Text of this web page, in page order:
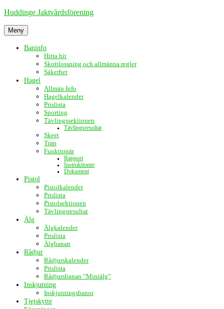
Hoppa
innehåll
Huddinge Jaktvårdsförening
Meny
Baninfo
Hitta hit
Skottlossning och allmänna regler
Säkerhet
Hagel
Allmän Info
Hagelkalender
Prislista
Sporting
Tävlingssektionen
Tävlingsresultat
Skeet
Trap
Funktionär
Rapport
Instruktioner
Dokument
Pistol
Pistolkalender
Prislista
Pistolsektionen
Tävlingsresultat
Älg
Älgkalender
Prislista
Älgbanan
Rådjur
Rådjurskalender
Prislista
Rådjursbanan ”Miniälg”
Inskjutning
Inskjutningsbanor
Tjejskytte